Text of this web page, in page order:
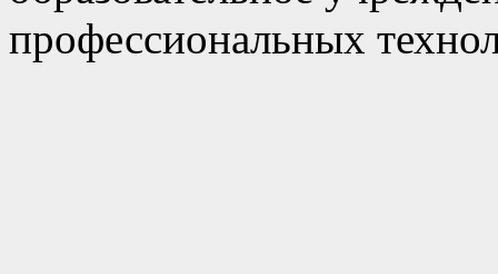
профессиональных